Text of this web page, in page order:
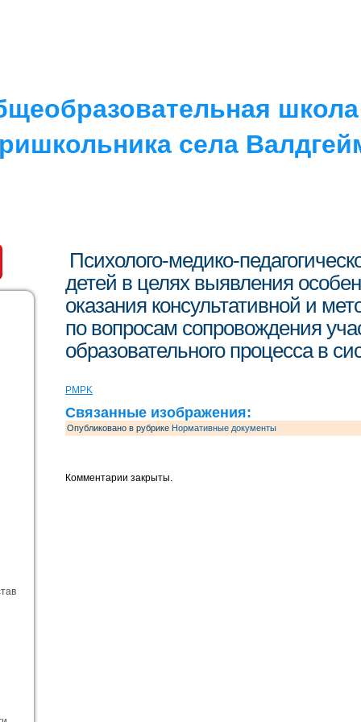
села
Психолого-медико-
детей в целях выявления
оказания консультативной и
по вопросам сопровождения
образовательного процесса в
PMPK
Связанные изображения:
Опубликовано в рубрике Нормативные документы
Комментарии закрыты.